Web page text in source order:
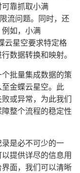
靠抓取小满
流问题。同时，还
如，小满
云星空要求特定格
数据转换和映射。
批量集成数据的策
金蝶云星空。此
或异常，为此我们
整个流程的稳定性
是必不可少的一
提供详尽的信息用
面，我们可以清晰